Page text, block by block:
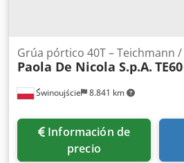
Świnoujście 8.841 km
Grúa pórtico 40T – Teichmann /
Paola De Nicola S.p.A. TE60
Información de
precio